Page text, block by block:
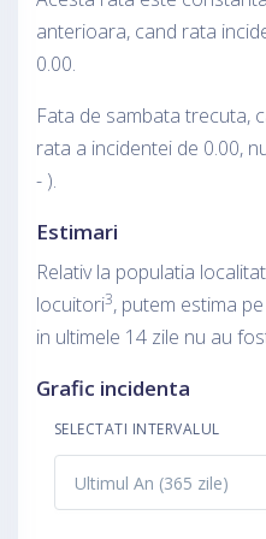
anterioara, cand rata
0.00.
Fata de sambata trecuta,
rata a incidentei de 0.00,
- ).
Estimari
Relativ la populatia
locuitori3, putem estima
in ultimele 14 zile nu au
Grafic incidenta
SELECTATI INTERVALUL